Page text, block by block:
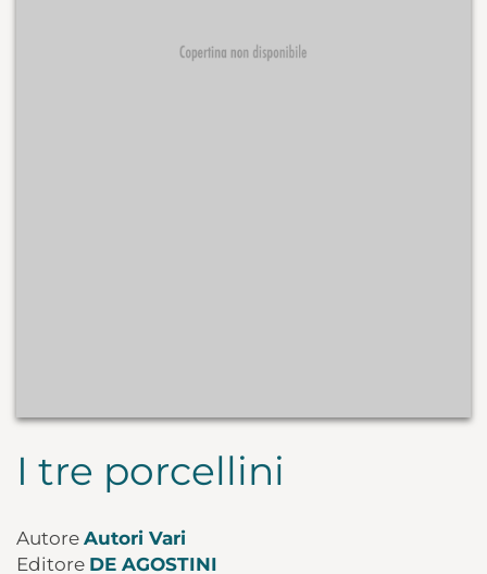
I tre porcellini
Autore Autori Vari
Editore DE AGOSTINI